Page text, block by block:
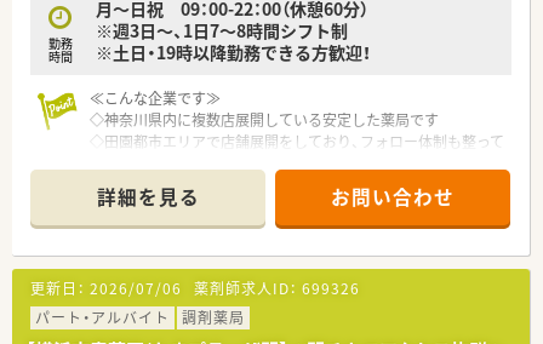
勤務
時間
月～日祝 09：00-22：00（休憩60分）
※週3日～、1日7～8時間シフト制
※土日・19時以降勤務できる方歓迎！
≪こんな企業です≫
◇神奈川県内に複数店展開している安定した薬局です
◇田園都市エリアで店舗展開をしており、フォロー体制も整って
◇店舗は年中無休ですが、調剤部門は日祝休みですので、しっか
りとお休みも確保いただけます。
◇穏やかな男性管理薬剤師のもと、チームワークを大切にして皆
さまご勤務されています。
詳細を見る お問い合わせ
更新日： 2026/07/06 薬剤師求人ID： 699326
パート・アルバイト
調剤薬局